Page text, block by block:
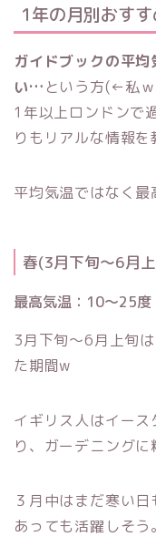
1年の月別おす
ガイドブックの平
い… という方(←私
1年以上ロンドンで
りもリアルな情報を
平均気温ではなく最
春(3月下旬〜6月
最高気温：10〜25度
3月下旬〜6月上旬
た期間w
イギリス人はイー
り、ガーデニングに
３月中はまだ寒い
あっても活躍しそう。